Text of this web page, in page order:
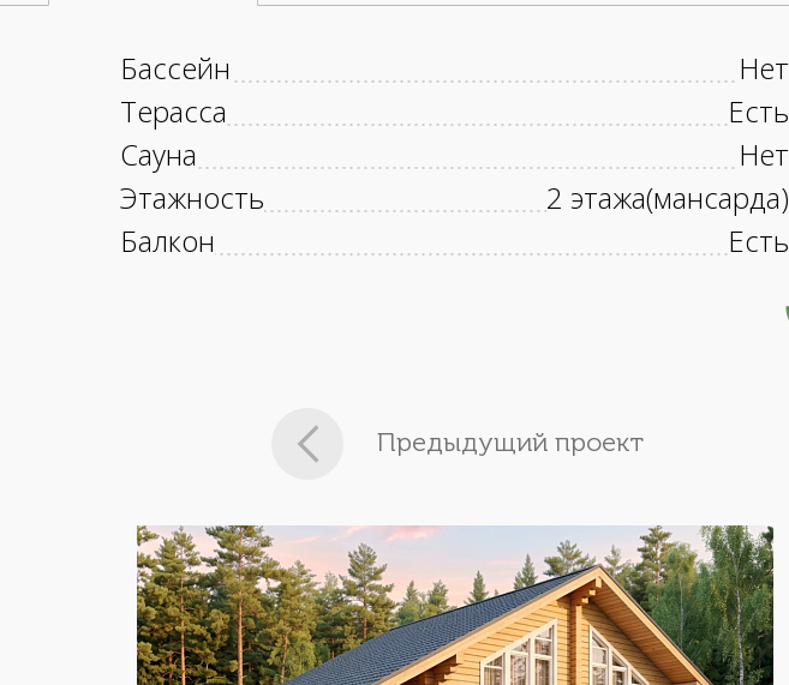
Бассейн
Нет
Терасса
Есть
Сауна
Нет
Этажность
2 этажа(мансарда)
Балкон
Есть
Предыдущий проект